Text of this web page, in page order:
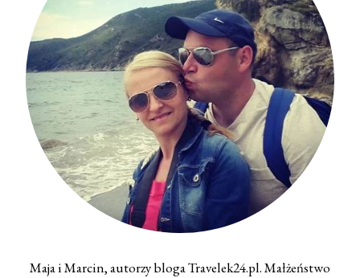
Maja i Marcin, autorzy bloga Travelek24.pl. Małżeństwo